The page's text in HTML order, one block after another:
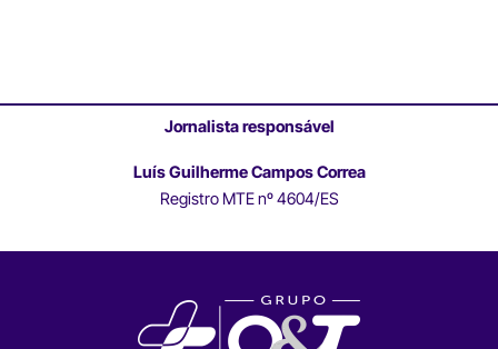
Jornalista responsável
Luís Guilherme Campos Correa
Registro MTE nº 4604/ES